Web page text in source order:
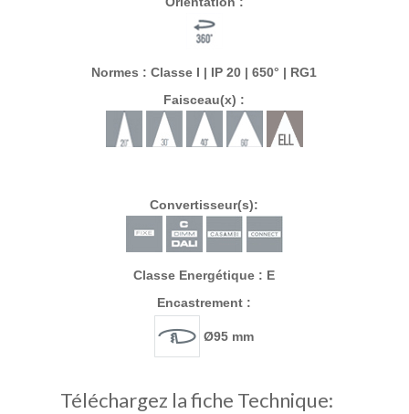
Normes : Classe I | IP 20 | 650° | RG1
Faisceau(x) :
Convertisseur(s):
Classe Energétique : E
Encastrement :
Ø95 mm
Téléchargez la fiche Technique: